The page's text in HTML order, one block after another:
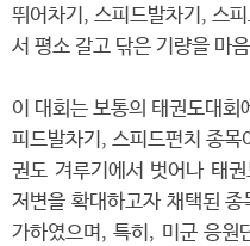
뛰어차기, 스피드발차기, 스
서 평소 갈고 닦은 기량을 마
이 대회는 보통의 태권도대
피드발차기, 스피드펀치 종목
권도 겨루기에서 벗어나 태
저변을 확대하고자 채택된
가하였으며, 특히, 미군 응원